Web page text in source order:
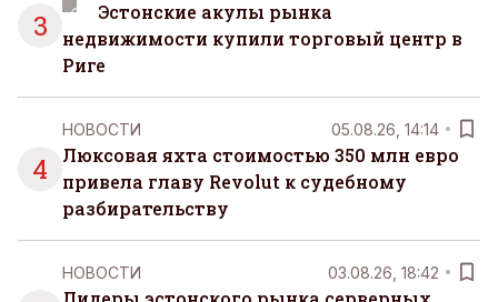
3
Эстонские акулы рынка
недвижимости купили торговый центр в
Риге
4
НОВОСТИ 05.08.26, 14:14
Люксовая яхта стоимостью 350 млн евро
привела главу Revolut к судебному
разбирательству
НОВОСТИ 03.08.26, 18:42